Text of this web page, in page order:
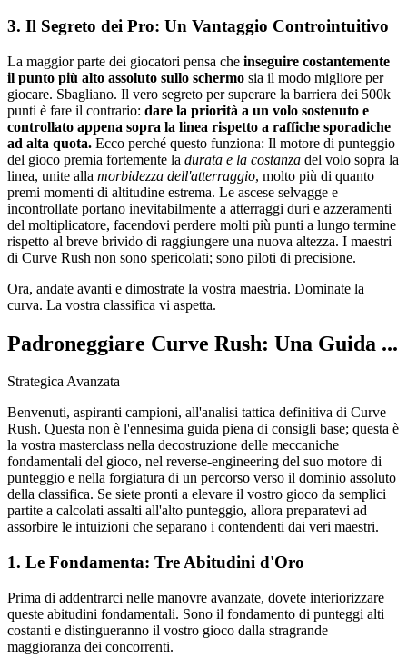
3. Il Segreto dei Pro: Un Vantaggio Controintuitivo
La maggior parte dei giocatori pensa che inseguire costantemente
il punto più alto assoluto sullo schermo sia il modo migliore per
giocare. Sbagliano. Il vero segreto per superare la barriera dei 500k
punti è fare il contrario: dare la priorità a un volo sostenuto e
controllato appena sopra la linea rispetto a raffiche sporadiche
ad alta quota. Ecco perché questo funziona: Il motore di punteggio
del gioco premia fortemente la durata e la costanza del volo sopra la
linea, unite alla morbidezza dell'atterraggio, molto più di quanto
premi momenti di altitudine estrema. Le ascese selvagge e
incontrollate portano inevitabilmente a atterraggi duri e azzeramenti
del moltiplicatore, facendovi perdere molti più punti a lungo termine
rispetto al breve brivido di raggiungere una nuova altezza. I maestri
di Curve Rush non sono spericolati; sono piloti di precisione.
Ora, andate avanti e dimostrate la vostra maestria. Dominate la
curva. La vostra classifica vi aspetta.
Padroneggiare Curve Rush: Una Guida ...
Strategica Avanzata
Benvenuti, aspiranti campioni, all'analisi tattica definitiva di Curve
Rush. Questa non è l'ennesima guida piena di consigli base; questa è
la vostra masterclass nella decostruzione delle meccaniche
fondamentali del gioco, nel reverse-engineering del suo motore di
punteggio e nella forgiatura di un percorso verso il dominio assoluto
della classifica. Se siete pronti a elevare il vostro gioco da semplici
partite a calcolati assalti all'alto punteggio, allora preparatevi ad
assorbire le intuizioni che separano i contendenti dai veri maestri.
1. Le Fondamenta: Tre Abitudini d'Oro
Prima di addentrarci nelle manovre avanzate, dovete interiorizzare
queste abitudini fondamentali. Sono il fondamento di punteggi alti
costanti e distingueranno il vostro gioco dalla stragrande
maggioranza dei concorrenti.